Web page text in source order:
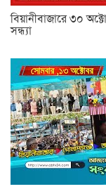
বিয়ানীবাজারে ৩০
সন্ধ্যা